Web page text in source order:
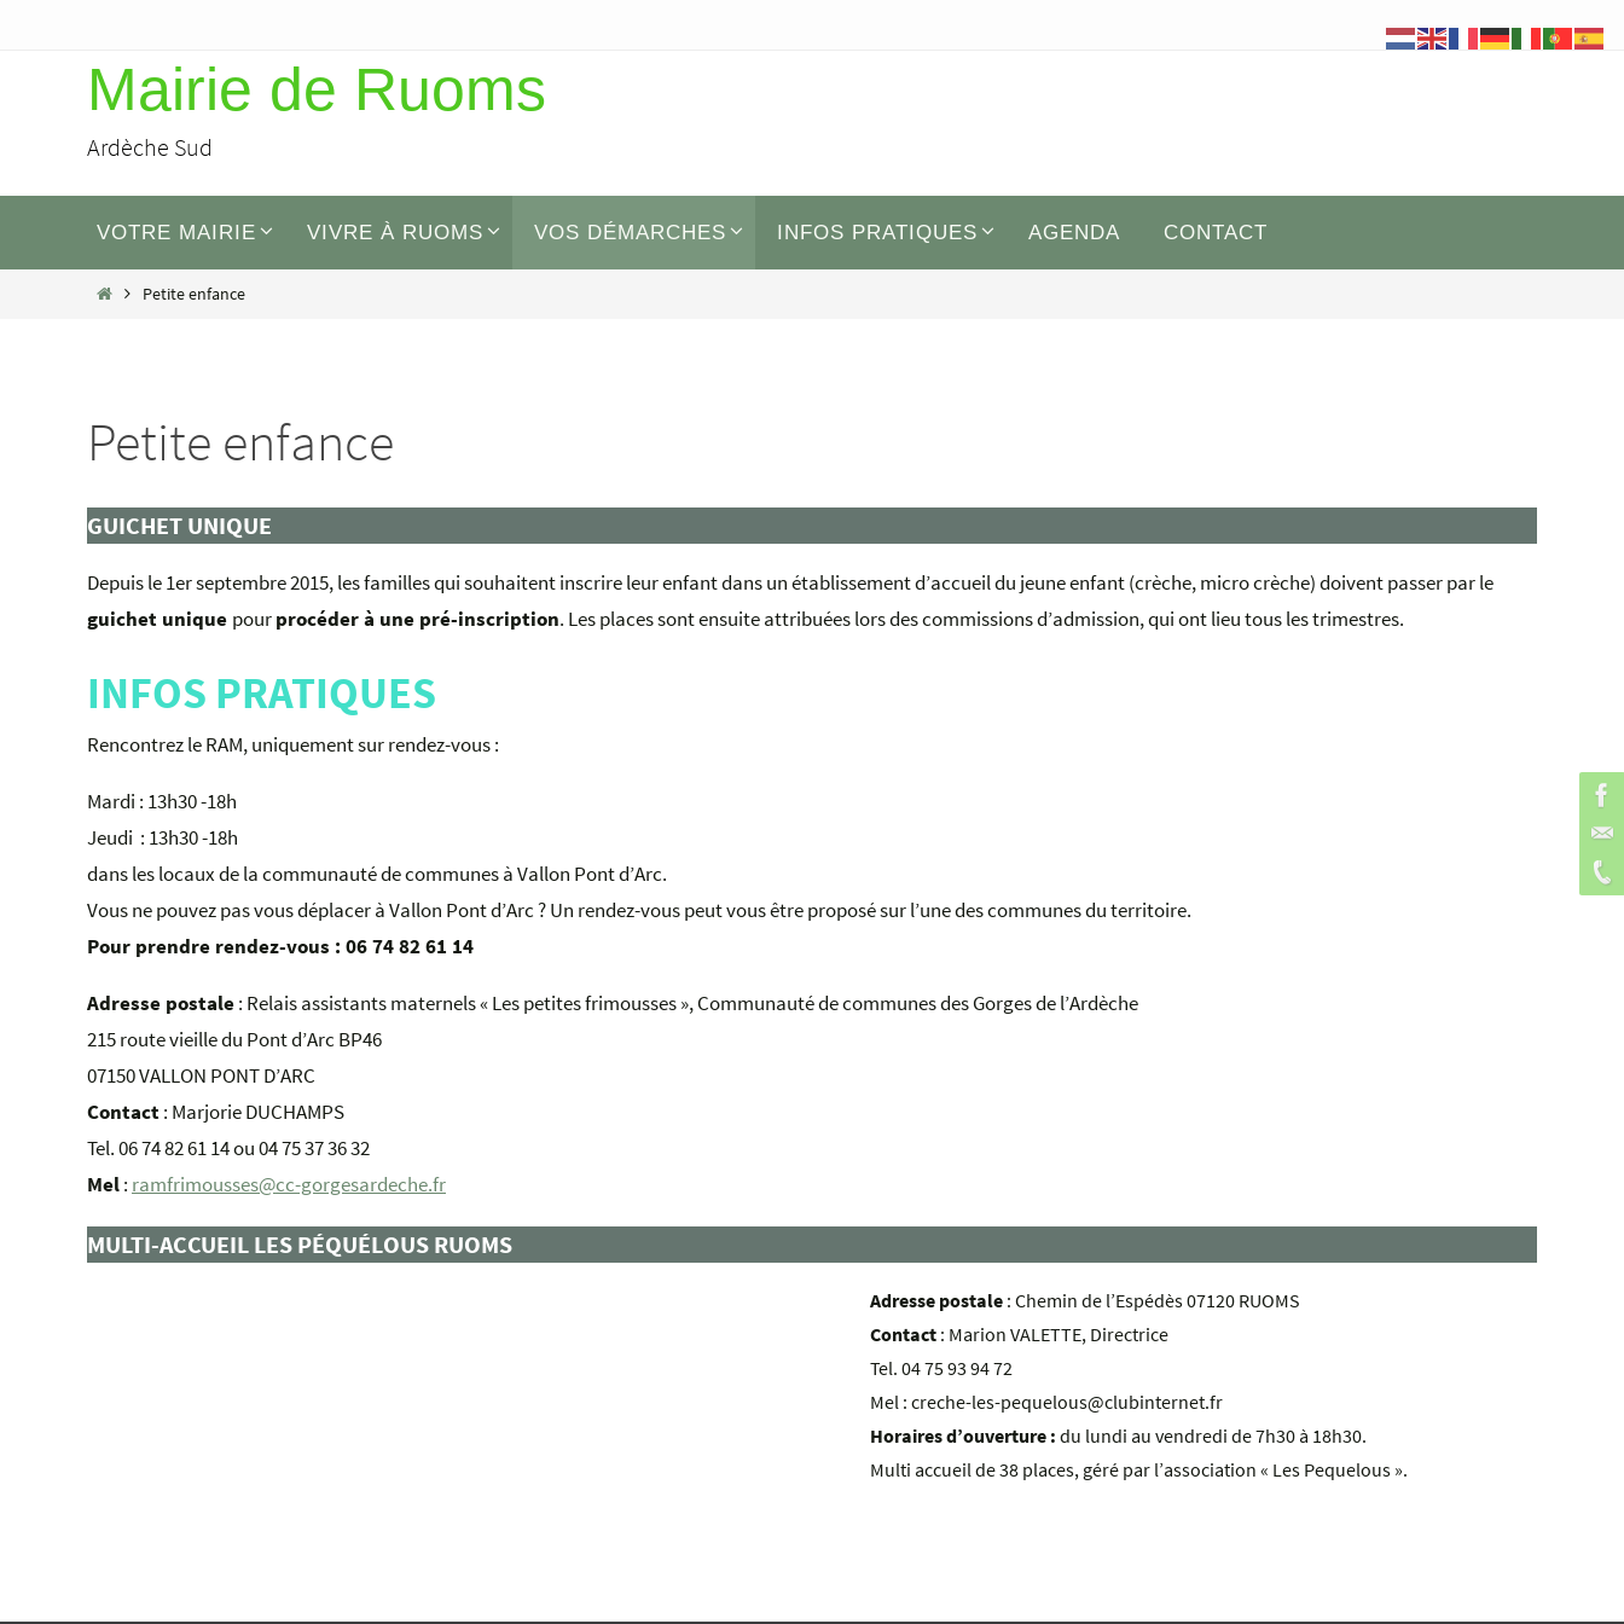
Mairie de Ruoms
Ardèche Sud
le
VOTRE MAIRIE VIVRE À RUOMS VOS DÉMARCHES INFOS PRATIQUES AGENDA CONTACT
HomePetite enfance
Petite enfance
GUICHET UNIQUE
Depuis le 1er septembre 2015, les familles qui souhaitent inscrire leur enfant dans un établissement d’accueil du jeune enfant (crèche, micro crèche) doivent passer par le
guichet unique pourprocéder à une pré-inscription. Les places sont ensuite attribuées lors des commissions d’admission, qui ont lieu tous les trimestres.
INFOS PRATIQUES
Rencontrez le RAM, uniquement sur rendez-vous :
Mardi : 13h30 -18h
Jeudi : 13h30 -18h
dans les locaux de la communauté de communes à Vallon Pont d’Arc.
Vous ne pouvez pas vous déplacer à Vallon Pont d’Arc ? Un rendez-vous peut vous être proposé sur l’une des communes du territoire.
Pour prendre rendez-vous : 06 74 82 61 14
Adresse postale: Relais assistants maternels « Les petites frimousses », Communauté de communes des Gorges de l’Ardèche
215 route vieille du Pont d’Arc BP46
07150 VALLON PONT D’ARC
Contact: Marjorie DUCHAMPS
Tel. 06 74 82 61 14 ou 04 75 37 36 32
Mel: ramfrimousses@cc-gorgesardeche.fr
MULTI-ACCUEIL LES PÉQUÉLOUS RUOMS
Adresse postale : Chemin de l’Espédès 07120 RUOMS
Contact : Marion VALETTE, Directrice
Tel. 04 75 93 94 72
Mel : creche-les-pequelous@clubinternet.fr
Horaires d’ouverture : du lundi au vendredi de 7h30 à 18h30.
Multi accueil de 38 places, géré par l’association « Les Pequelous ».